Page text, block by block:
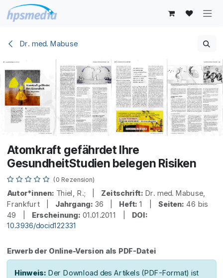
Zum Inhalt springen
Dr. med. Mabuse
Atomkraft gefährdet Ihre
GesundheitStudien belegen Risiken
(0 Rezension)
Autor*innen: Thiel, R.; | Zeitschrift: Dr. med. Mabuse,
Frankfurt | Jahrgang: 36 | Heft: 1 | Seiten: 46 bis
49 | Erscheinung: 01.01.2011 | DOI:
10.3936/docid122331
Erwerb der Online-Version als PDF-Datei
Hinweis: Der Download des Artikels (PDF-Format) ist